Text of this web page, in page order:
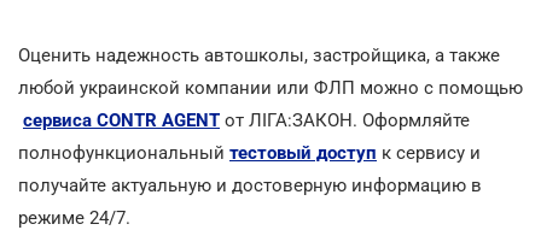
Оценить надежность автошколы, застройщика, а также
любой украинской компании или ФЛП можно с помощью
сервиса CONTR AGENT от ЛІГА:ЗАКОН. Оформляйте
полнофункциональный тестовый доступ к сервису и
получайте актуальную и достоверную информацию в
режиме 24/7.